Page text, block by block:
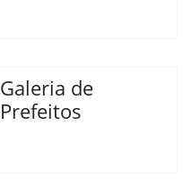
Galeria de
Prefeitos